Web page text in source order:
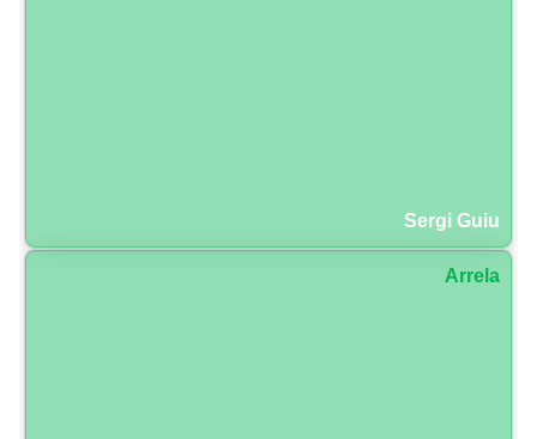
Sergi Guiu
Arrela